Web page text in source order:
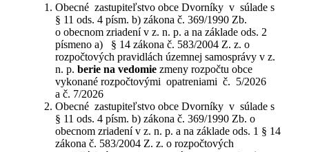
Obecné zastupiteľstvo obce Dvorníky v súlade s
§ 11 ods. 4 písm. b) zákona č. 369/1990 Zb.
o obecnom zriadení v z. n. p. a na základe ods. 2
písmeno a) § 14 zákona č. 583/2004 Z. z. o
rozpočtových pravidlách územnej samosprávy v z.
n. p.berie na vedomiezmeny rozpočtu obce
vykonané rozpočtovými opatreniami č. 5/2026
a č. 7/2026
Obecné zastupiteľstvo obce Dvorníky v súlade s
§ 11 ods. 4 písm. b) zákona č. 369/1990 Zb. o
obecnom zriadení v z. n. p. a na základe ods. 1 § 14
zákona č. 583/2004 Z. z. o rozpočtových